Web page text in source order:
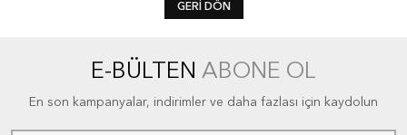
GERI DÖN
E-BÜLTEN ABONE OL
En son kampanyalar, indirimler ve daha fazlası için kaydolun